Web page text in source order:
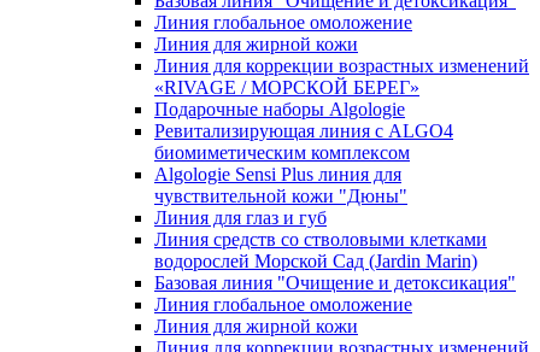
Линия глобальное омоложение
Линия для жирной кожи
Линия для коррекции возрастных изменений
«RIVAGE / МОРСКОЙ БЕРЕГ»
Подарочные наборы Algologie
Ревитализирующая линия с ALGO4
биомиметическим комплексом
Algologie Sensi Plus линия для
чувcтвительной кожи "Дюны"
Линия для глаз и губ
Линия средств со стволовыми клетками
водорослей Морской Сад (Jardin Marin)
Базовая линия "Очищение и детоксикация"
Линия глобальное омоложение
Линия для жирной кожи
Линия для коррекции возрастных изменений